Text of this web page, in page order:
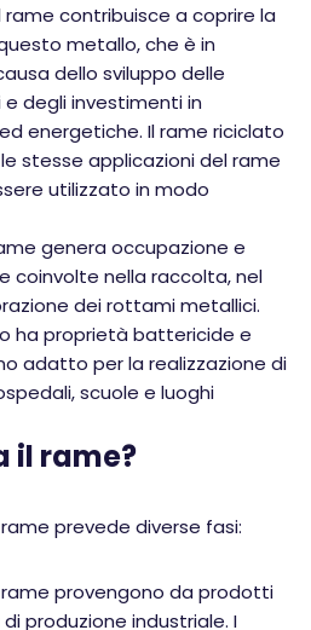
rame contribuisce a coprire la
metallo, che è in
dello sviluppo delle
degli investimenti in
energetiche. Il rame riciclato
stesse applicazioni del rame
utilizzato in modo
genera occupazione e
coinvolte nella raccolta, nel
dei rottami metallici.
ha proprietà battericide e
adatto per la realizzazione di
scuole e luoghi
il rame?
prevede diverse fasi:
provengono da prodotti
produzione industriale. I